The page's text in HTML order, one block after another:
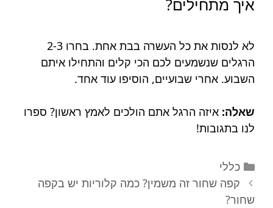
לא לנסות את כל העשרה בבת אחת. בחרו 2-3
הרגלים שנשמעים לכם הכי קלים והתחילו איתם
השבוע. אחרי שבועיים, הוסיפו עוד אחד.
שאלה: איזה הרגל אתם הולכים לאמץ ראשון? ספרו
לנו בתגובות!
קטגוריות
כללי
ניווט
פוסטים
קפה שחור זה משמין? כמה קלוריות יש בקפה
שחור?